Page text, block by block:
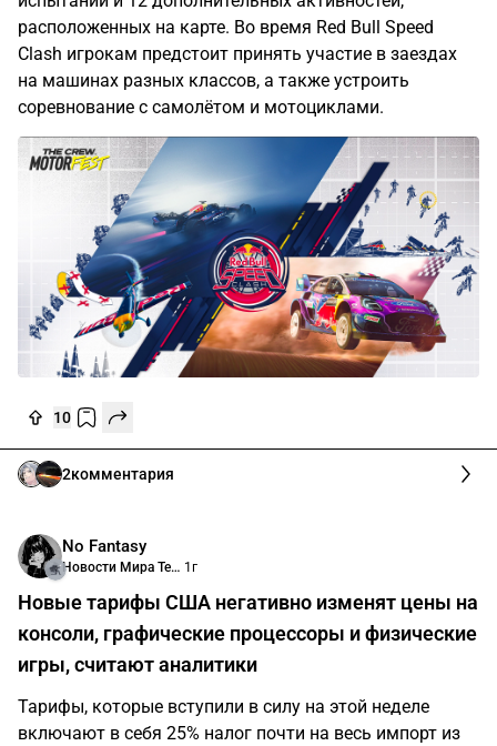
расположенных на карте. Во время Red Bull Speed
Clash игрокам предстоит принять участие в заездах
на машинах разных классов, а также устроить
соревнование с самолётом и мотоциклами.
10
2комментария
No Fantasy
Новости Мира Технологий 1г
Новые тарифы США негативно изменят цены на
консоли, графические процессоры и физические
игры, считают аналитики
Тарифы, которые вступили в силу на этой неделе
включают в себя 25% налог почти на весь импорт из